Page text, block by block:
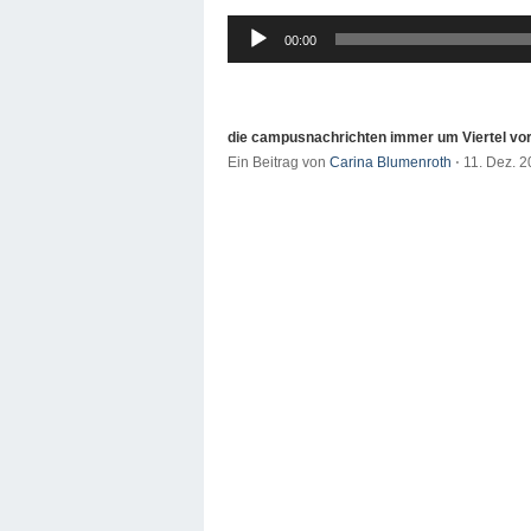
Audio-
Player
00:00
die campusnachrichten immer um Viertel
Ein Beitrag von Carina Blumenroth ⋅ 11. Dez.